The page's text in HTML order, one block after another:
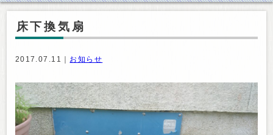
床下換気扇
2017.07.11｜ お知らせ